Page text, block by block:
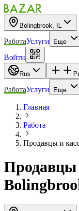
Bolingbrook, IL
РаботаУслуги Еще
Войти
Rus
РаботаУслуги Еще
Главная
Работа
Продавцы и
Продавцы